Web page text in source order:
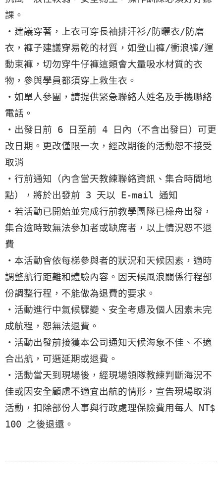
課。
・建議穿著，上衣可穿長袖排汗衫/防曬衣/防磨
衣，褲子建議穿易乾的材質，如登山褲/衝浪褲/運
動束褲，切勿穿牛仔褲這類會大量吸水材質的衣
物，參與學員都須穿上救生衣。
・如單人參團，請提供緊急聯絡人姓名及手機聯絡
電話。
・出發日前 6 日至前 4 日內（不含出發日）可更
改日期。更改僅限一次，經改期後的活動恕不接受
取消
・行前通知（內含當天教練聯絡資訊、集合時間地
點），將於出發前 3 天以 E-mail 通知
・若活動已開始並完成行前教學團隊已操舟出發，
集合逾時致無法參加者或缺席者，以上情況恕不退
費
・本活動會依每梯參與者的狀況和天候因素，適時
調整航行距離和體驗內容。因天候風浪關係行程部
份調整行程，不能做為退費的要求。
・活動進行中氣候驟變、安全考慮及個人因素未完
成航程，恕無法退費。
・活動出發前接獲本公司通知天候海象不佳、不適
合出航，可選延期或退費。
・活動當天到現場後，經現場領隊教練判斷海況不
佳或因安全顧慮不適宜出航的情形，宣告現場取消
活動，扣除部份人事與行政處理保險費用每人 NT$
100 之後退還。